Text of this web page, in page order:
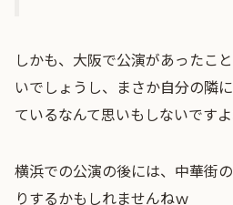
しかも、大阪で公演があったこ
いでしょうし、まさか自分の隣
ているなんて思いもしないです
横浜での公演の後には、中華街
りするかもしれませんねｗ